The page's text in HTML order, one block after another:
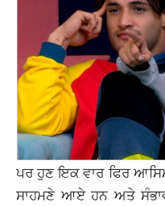
ਪਰ ਹੁਣ ਇਕ ਵਾਰ ਫਿਰ
ਸਾਹਮਣੇ ਆਏ ਹਨ ਅਤੇ